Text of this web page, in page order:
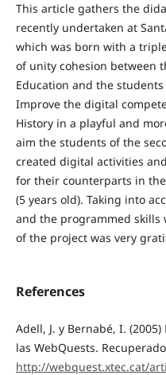
This article gathers the
recently undertaken at
which was born with a
of unity cohesion between
Education and the
Improve the digital
History in a playful and
aim the students of the
created digital activities
for their counterparts in
(5 years old). Taking into
and the programmed skills
of the project was very
References
Adell, J. y Bernabé, I.
las WebQuests.
http://webquest.xtec.cat/